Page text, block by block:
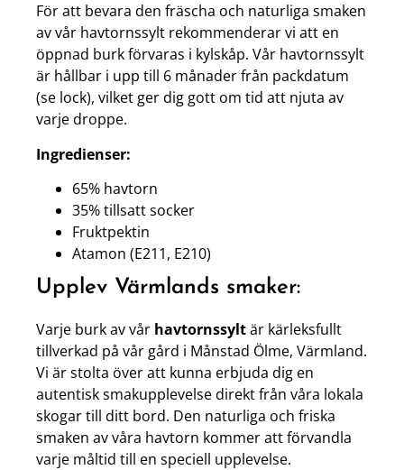
För att bevara den fräscha och naturliga smaken
av vår havtornssylt rekommenderar vi att en
öppnad burk förvaras i kylskåp. Vår havtornssylt
är hållbar i upp till 6 månader från packdatum
(se lock), vilket ger dig gott om tid att njuta av
varje droppe.
Ingredienser:
65% havtorn
35% tillsatt socker
Fruktpektin
Atamon (E211, E210)
Upplev Värmlands smaker:
Varje burk av vår havtornssyltär kärleksfullt
tillverkad på vår gård i Månstad Ölme, Värmland.
Vi är stolta över att kunna erbjuda dig en
autentisk smakupplevelse direkt från våra lokala
skogar till ditt bord. Den naturliga och friska
smaken av våra havtorn kommer att förvandla
varje måltid till en speciell upplevelse.